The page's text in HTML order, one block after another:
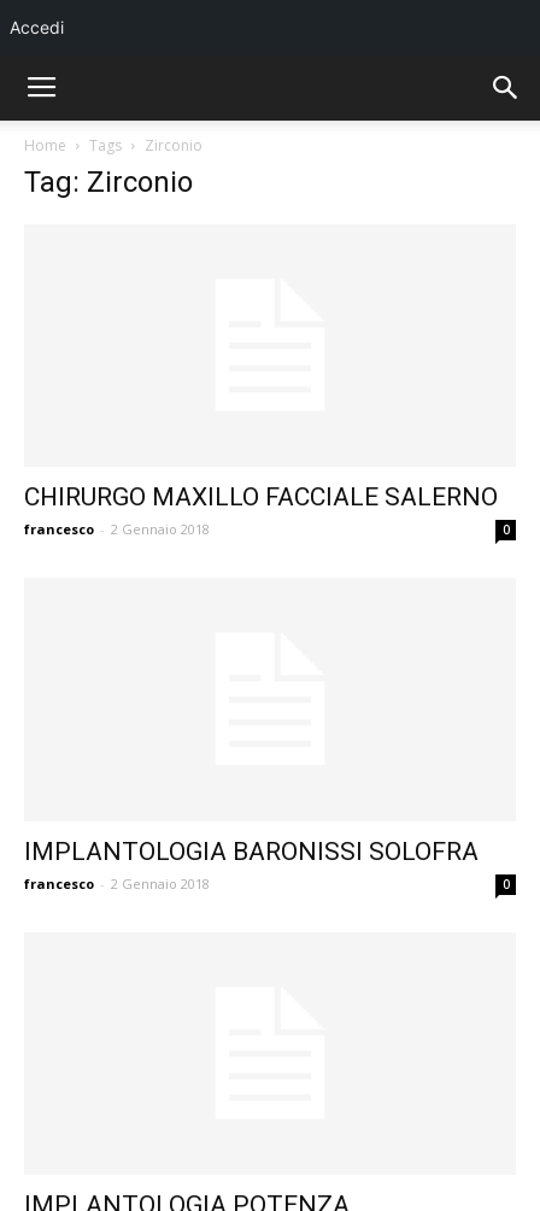
Home Tags Zirconio
Tag: Zirconio
CHIRURGO MAXILLO FACCIALE SALERNO
francesco - 2 Gennaio 2018 0
IMPLANTOLOGIA BARONISSI SOLOFRA
francesco - 2 Gennaio 2018 0
Accedi